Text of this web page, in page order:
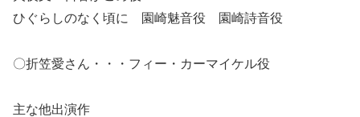
ひぐらしのなく頃に 園崎魅音役 園崎詩音役
〇折笠愛さん・・・フィー・カーマイケル役
主な他出演作